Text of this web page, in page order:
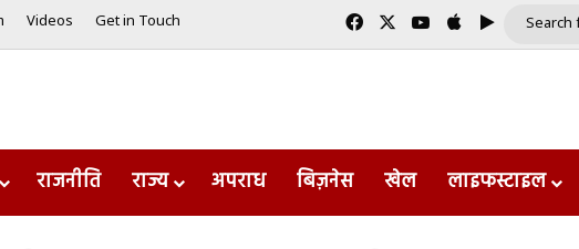
Videos Get in Touch FacebookYouTube
AppleGoogle
राजनीति राज्य अपराध बिज़नेस खेल लाइफस्टाइल